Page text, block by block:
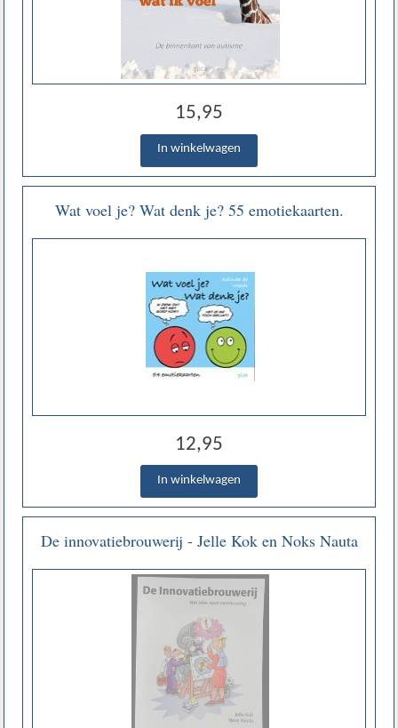
15,95
Wat voel je? Wat denk je? 55 emotiekaarten.
12,95
De innovatiebrouwerij - Jelle Kok en Noks Nauta